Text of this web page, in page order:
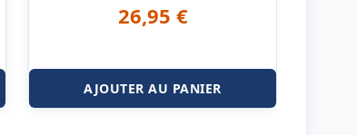
26,95 €
AJOUTER AU PANIER